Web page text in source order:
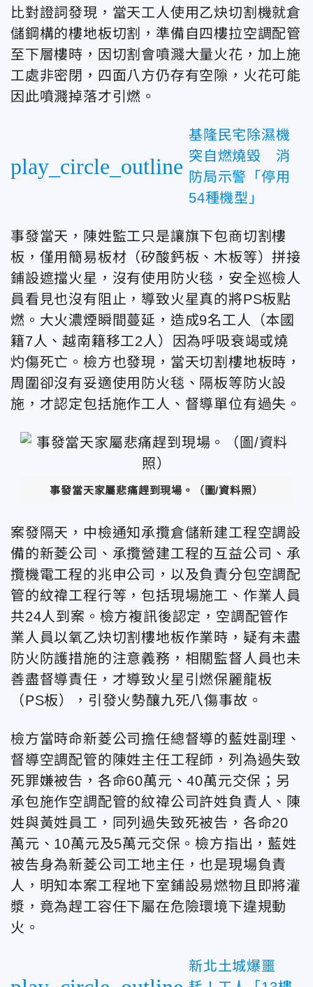
比對證詞發現，當天工人使用乙炔切割機就倉
儲鋼構的樓地板切割，準備自四樓拉空調配管
至下層樓時，因切割會噴濺大量火花，加上施
工處非密閉，四面八方仍存有空隙，火花可能
因此噴濺掉落才引燃。
play_circle_outline
基隆民宅除濕機
突自燃燒毀 消
防局示警「停用
54種機型」
事發當天，陳姓監工只是讓旗下包商切割樓
板，僅用簡易板材（矽酸鈣板、木板等）拼接
鋪設遮擋火星，沒有使用防火毯，安全巡檢人
員看見也沒有阻止，導致火星真的將PS板點
燃。大火濃煙瞬間蔓延，造成9名工人（本國
籍7人、越南籍移工2人）因為呼吸衰竭或燒
灼傷死亡。檢方也發現，當天切割樓地板時，
周圍卻沒有妥適使用防火毯、隔板等防火設
施，才認定包括施作工人、督導單位有過失。
事發當天家屬悲痛趕到現場。（圖/資料照）
案發隔天，中檢通知承攬倉儲新建工程空調設
備的新菱公司、承攬營建工程的互益公司、承
攬機電工程的兆申公司，以及負責分包空調配
管的紋禕工程行等，包括現場施工、作業人員
共24人到案。檢方複訊後認定，空調配管作
業人員以氧乙炔切割樓地板作業時，疑有未盡
防火防護措施的注意義務，相關監督人員也未
善盡督導責任，才導致火星引燃保麗龍板
（PS板），引發火勢釀九死八傷事故。
檢方當時命新菱公司擔任總督導的藍姓副理、
督導空調配管的陳姓主任工程師，列為過失致
死罪嫌被告，各命60萬元、40萬元交保；另
承包施作空調配管的紋禕公司許姓負責人、陳
姓與黃姓員工，同列過失致死被告，各命20
萬元、10萬元及5萬元交保。檢方指出，藍姓
被告身為新菱公司工地主任，也是現場負責
人，明知本案工程地下室鋪設易燃物且即將灌
漿，竟為趕工容任下屬在危險環境下違規動
火。
新北土城爆噩